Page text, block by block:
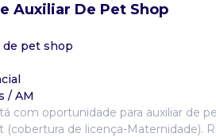
Auxiliar De Pet Shop
de pet shop
/ AM
com oportunidade para auxiliar de
(cobertura de licença-Maternidade).